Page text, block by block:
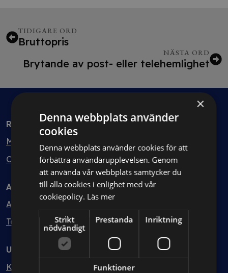
TIDIGARE ORD
Bruttopris
NÄSTA ORD
Brytande av post- eller telehemlighet
Rådgivning
Min bolagsjurist
Ombud
Avtal
Avtalshantering
Testa kostnadsfritt
Utbildning
Kurser
×
Denna webbplats använder
cookies
Denna webbplats använder cookies för att
förbättra användarupplevelsen. Genom
att använda vår webbplats samtycker du
till alla cookies i enlighet med vår
cookiepolicy. Läs mer
Strikt
nödvändigt
Prestanda Inriktning
Funktioner